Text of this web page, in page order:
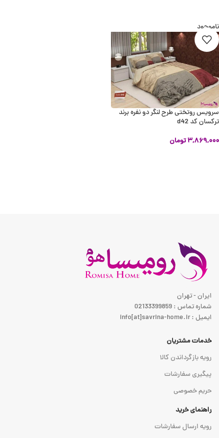
ناموجود
سرویس روتختی طرح لنگر دو نفره برند
ترکسان کد d42
۳,۸۶۹,۰۰۰تومان
ایران - تهران
شماره تماس : 02133399859
ایمیل : info[at]savrina-home.ir
خدمات مشتریان
رویه بازگرداندن کالا
پیگیری سفارشات
حریم خصوصی
راهنمای خرید
رویه ارسال سفارشات